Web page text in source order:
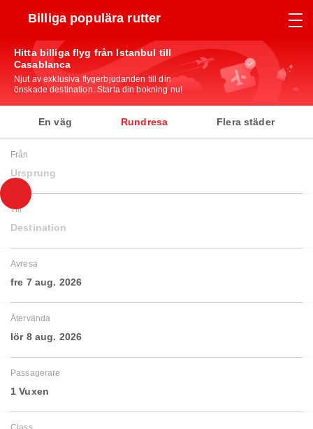
Billiga populära rutter
Hitta billiga flyg från Istanbul till
Casablanca
Njut av exklusiva flygerbjudanden till din
önskade destination. Starta din bokning nu!
En väg Rundresa Flera städer
Från
Ursprung
Till
Destination
Avresa
fre 7 aug. 2026
Återvända
lör 8 aug. 2026
Passagerare
1 Vuxen